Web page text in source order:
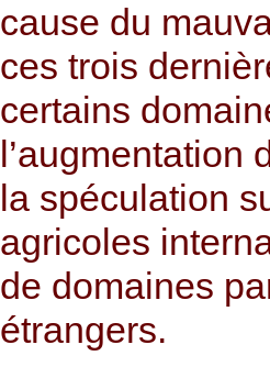
cause du
ces trois
certains
l’augmentation
la spéculation
agricoles
de domaines
étrangers.